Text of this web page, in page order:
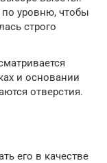
уровню, чтобы
строго
и основании
отверстия.
его в качестве